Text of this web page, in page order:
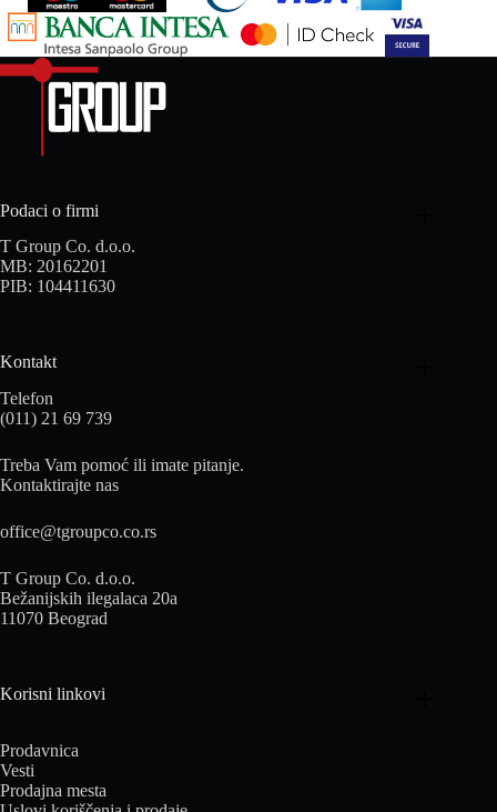
Podaci o firmi
T Group Co. d.o.o.
MB: 20162201
PIB: 104411630
Kontakt
Telefon
(011) 21 69 739
Treba Vam pomoć ili imate pitanje.
Kontaktirajte nas
office@tgroupco.co.rs
T Group Co. d.o.o.
Bežanijskih ilegalaca 20a
11070 Beograd
Korisni linkovi
Prodavnica
Vesti
Prodajna mesta